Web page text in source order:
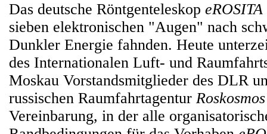
Das deutsche Röntgenteleskop eROSITA
sieben elektronischen "Augen" nach
Dunkler Energie fahnden. Heute
des Internationalen Luft- und
Moskau Vorstandsmitglieder des DLR
russischen Raumfahrtagentur Roskosmos
Vereinbarung, in der alle